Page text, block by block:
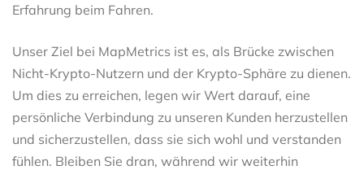
Erfahrung beim Fahren.
Unser Ziel bei MapMetrics ist es, als Brücke zwischen
Nicht-Krypto-Nutzern und der Krypto-Sphäre zu dienen.
Um dies zu erreichen, legen wir Wert darauf, eine
persönliche Verbindung zu unseren Kunden herzustellen
und sicherzustellen, dass sie sich wohl und verstanden
fühlen. Bleiben Sie dran, während wir weiterhin